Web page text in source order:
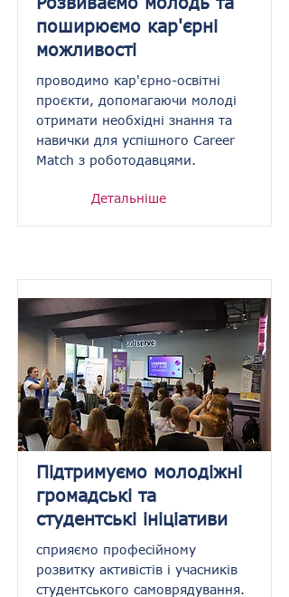
поширюємо кар'єрні
можливості
проводимо кар'єрно-освітні
проєкти, допомагаючи молоді
отримати необхідні знання та
навички для успішного Career
Match з роботодавцями.
Детальніше
Підтримуємо молодіжні
громадські та
студентські ініціативи
сприяємо професійному
розвитку активістів і учасників
студентського самоврядування.